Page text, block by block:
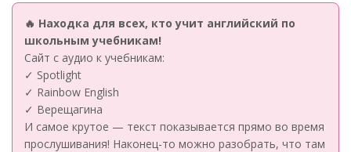
🔥 Находка для всех, кто учит английский по
школьным учебникам!
Сайт с аудио к учебникам:
✓ Spotlight
✓ Rainbow English
✓ Верещагина
И самое крутое — текст показывается прямо во время
прослушивания! Наконец-то можно разобрать, что там